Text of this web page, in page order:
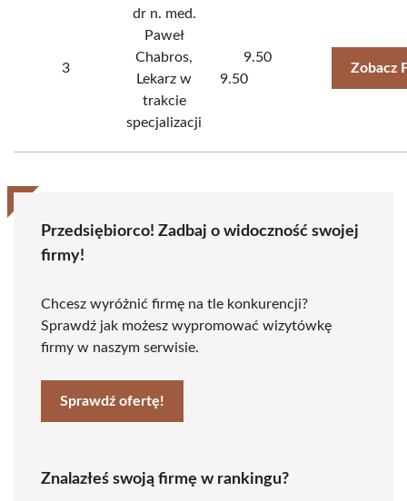
3
dr n. med.
Paweł
Chabros,
Lekarz w
trakcie
specjalizacji
9.50
9.50
Zobacz
Przedsiębiorco! Zadbaj o widoczność swojej
firmy!
Chcesz wyróżnić firmę na tle konkurencji?
Sprawdź jak możesz wypromować wizytówkę
firmy w naszym serwisie.
Sprawdź ofertę!
Znalazłeś swoją firmę w rankingu?